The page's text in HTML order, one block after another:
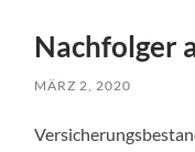
Nachfolger
MÄRZ 2, 2020